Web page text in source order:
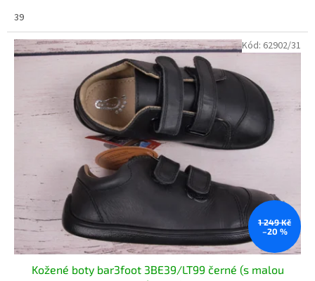
39
1 249 Kč
–20 %
Kožené boty bar3foot 3BE39/LT99 černé (s malou
Kód: 62902/31